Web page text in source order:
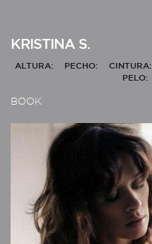
KRISTINA S.
ALTURA: PECHO: CINTURA:
PELO:
BOOK